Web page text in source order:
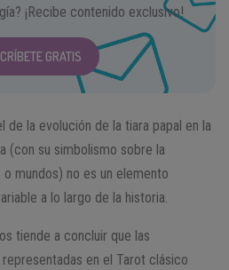
¡Recibe contenido exclusivo!
GRATIS
de la evolución de la tiara papal en la
(con su simbolismo sobre la
mundos) no es un elemento
a lo largo de la historia.
tiende a concluir que las
en el Tarot clásico